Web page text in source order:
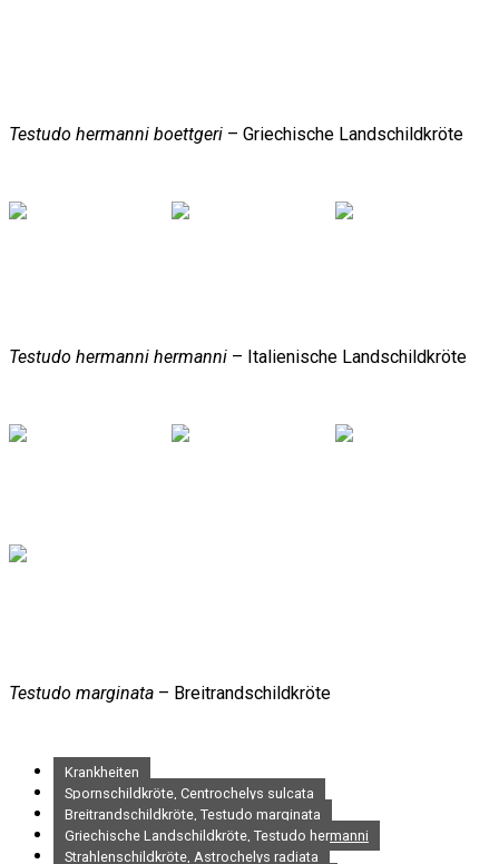
Testudo hermanni boettgeri – Griechische Landschildkröte
Testudo hermanni hermanni – Italienische Landschildkröte
Testudo marginata – Breitrandschildkröte
Krankheiten
Spornschildkröte, Centrochelys sulcata
Breitrandschildkröte, Testudo marginata
Griechische Landschildkröte, Testudo hermanni
Strahlenschildkröte, Astrochelys radiata